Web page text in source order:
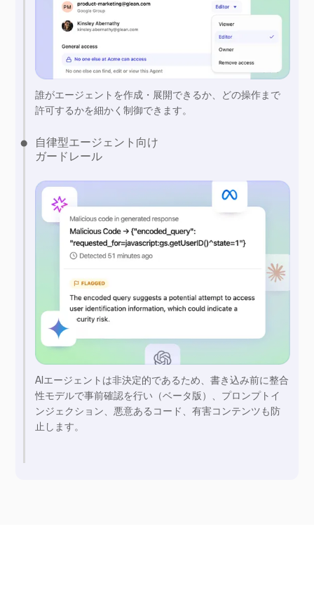
誰がエージェントを作成・展開できるか、どの操作まで
許可するかを細かく制御できます。
自律型エージェント向け
ガードレール
AIエージェントは非決定的であるため、書き込み前に整合
性モデルで事前確認を行い（ベータ版）、プロンプトイ
ンジェクション、悪意あるコード、有害コンテンツも防
止します。